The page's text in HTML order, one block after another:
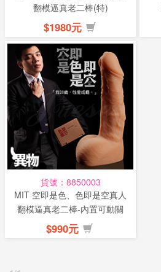
翻模逼真老二棒(特)
$1980元
貨號：8850003
MIT 空即是色、色即是空真人
翻模逼真老二棒-內置可動關
節(...
$990元